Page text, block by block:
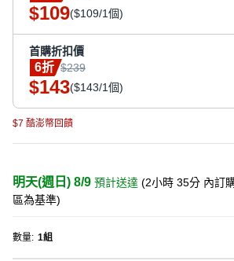
$109($109/1個)
首購折扣價
6折 $239
$143($143/1個)
$7 酷澎幣回饋
明天(週日) 8/9 預計送達 (2小時 35分 內訂
區為基準)
數量: 1組